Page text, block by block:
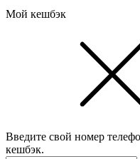
Мой кешбэк
Введите свой номер
кешбэк.